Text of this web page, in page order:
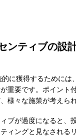
ンティブの設
に獲得するためには
重要です。ポイント
様々な施策が考えられ
ブが過度になると、
ィングと見なされる